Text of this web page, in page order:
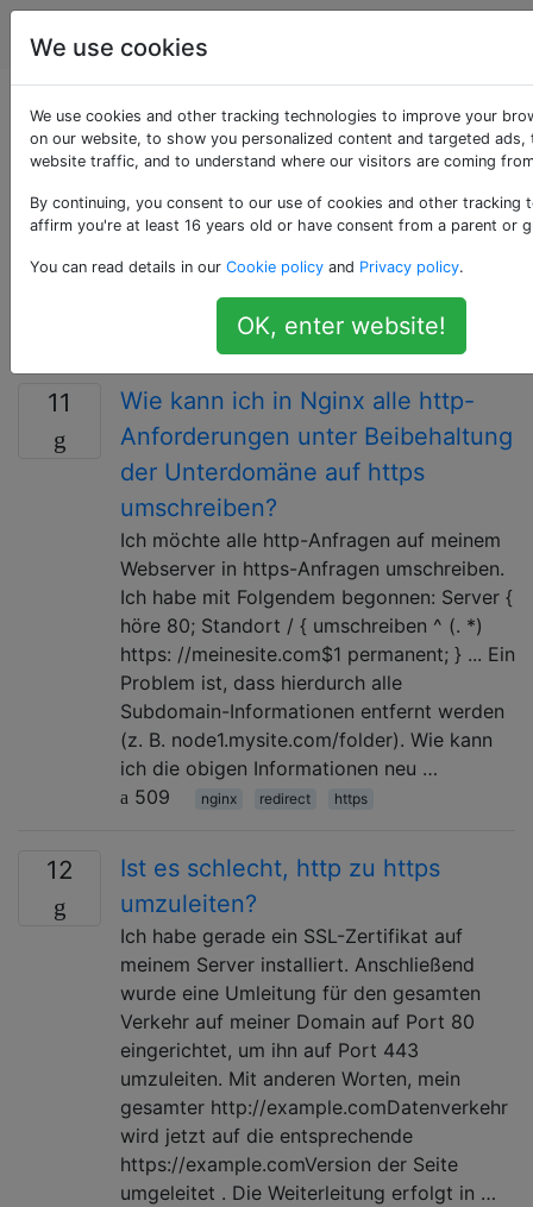
Serveradministratoren
Als «https» getaggte
Fragen
HTTPS steht für HTTP Secure und ist eine Kombination
aus HTTP und SSL / TLS (Secure Sockets Layer /
Transport Layer Security) und wird verwendet, um eine
verschlüsselte Verbindung zu einer Website
11
Wie kann ich in Nginx alle http-
Anforderungen unter Beibehaltung
der Unterdomäne auf https
umschreiben?
Ich möchte alle http-Anfragen auf meinem
Webserver in https-Anfragen umschreiben.
Ich habe mit Folgendem begonnen: Server {
höre 80; Standort / { umschreiben ^ (. *)
https: //meinesite.com$1 permanent; } ... Ein
Problem ist, dass hierdurch alle
Subdomain-Informationen entfernt werden
(z. B. node1.mysite.com/folder). Wie kann
ich die obigen Informationen neu …
509
nginx redirect https
12
Ist es schlecht, http zu https
umzuleiten?
Ich habe gerade ein SSL-Zertifikat auf
meinem Server installiert. Anschließend
wurde eine Umleitung für den gesamten
Verkehr auf meiner Domain auf Port 80
eingerichtet, um ihn auf Port 443
umzuleiten. Mit anderen Worten, mein
gesamter http://example.comDatenverkehr
wird jetzt auf die entsprechende
https://example.comVersion der Seite
umgeleitet . Die Weiterleitung erfolgt in …
We use cookies
We use cookies and other tracking technologies to improve your
on our website, to show you personalized content and targeted ads,
website traffic, and to understand where our visitors are coming
By continuing, you consent to our use of cookies and other tracking
affirm you're at least 16 years old or have consent from a parent or
You can read details in our Cookie policy and Privacy policy.
OK, enter website!